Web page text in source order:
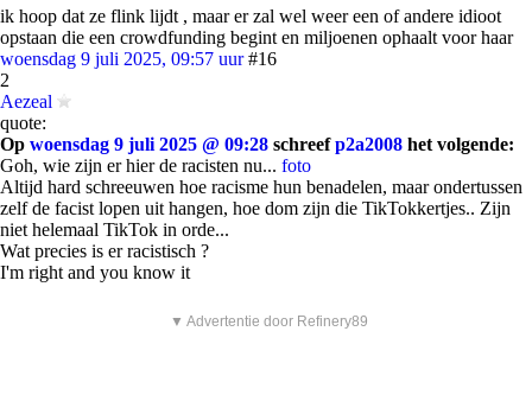
ik hoop dat ze flink lijdt , maar er zal wel weer een of andere idioot
opstaan die een crowdfunding begint en miljoenen ophaalt voor haar
woensdag 9 juli 2025, 09:57 uur #16
2
Aezeal
quote:
Op woensdag 9 juli 2025 @ 09:28 schreefp2a2008 het volgende:
Goh, wie zijn er hier de racisten nu... foto
Altijd hard schreeuwen hoe racisme hun benadelen, maar ondertussen
zelf de facist lopen uit hangen, hoe dom zijn die TikTokkertjes.. Zijn
niet helemaal TikTok in orde...
Wat precies is er racistisch ?
I'm right and you know it
▼ Advertentie door Refinery89